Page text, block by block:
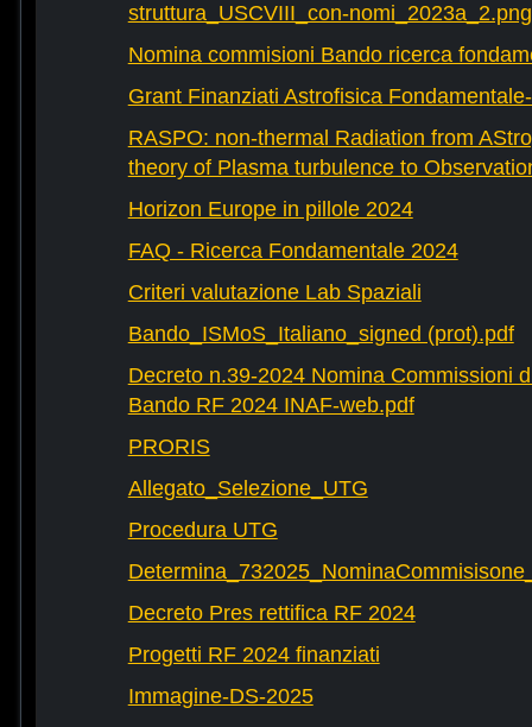
struttura_USCVIII_con-nomi_2023a_2.png
Nomina commisioni Bando ricerca
Grant Finanziati Astrofisica
RASPO: non-thermal Radiation from
theory of Plasma turbulence to
Horizon Europe in pillole 2024
FAQ - Ricerca Fondamentale 2024
Criteri valutazione Lab Spaziali
Bando_ISMoS_Italiano_signed (prot).pdf
Decreto n.39-2024 Nomina Commissioni
Bando RF 2024 INAF-web.pdf
PRORIS
Allegato_Selezione_UTG
Procedura UTG
Decreto Pres rettifica RF 2024
Progetti RF 2024 finanziati
Immagine-DS-2025